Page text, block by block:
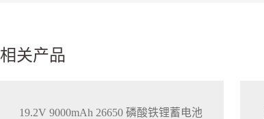
相关产品
19.2V 9000mAh 26650 磷酸铁锂蓄电池